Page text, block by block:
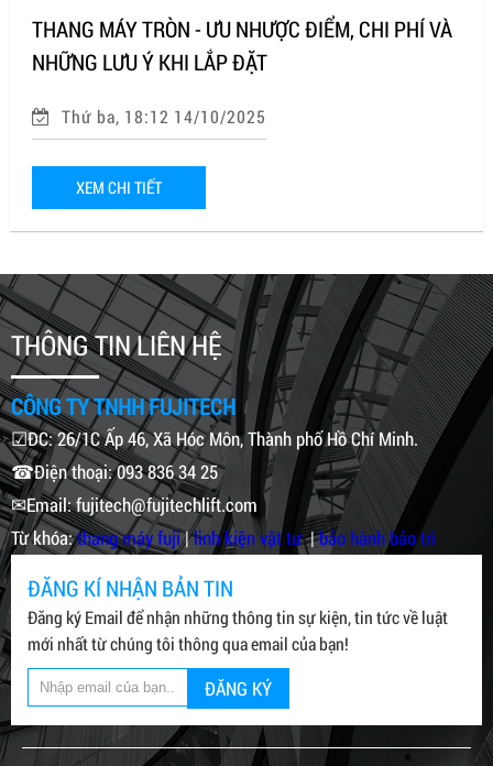
THANG MÁY TRÒN - ƯU NHƯỢC ĐIỂM, CHI PHÍ VÀ
NHỮNG LƯU Ý KHI LẮP ĐẶT
Thứ ba, 18:12 14/10/2025
XEM CHI TIẾT
THÔNG TIN LIÊN HỆ
CÔNG TY TNHH FUJITECH
☑ĐC: 26/1C Ấp 46, Xã Hóc Môn, Thành phố Hồ Chí Minh.
☎Điện thoại: 093 836 34 25
✉Email: fujitech@fujitechlift.com
Từ khóa:thang máy fuji|linh kiện vật tư|bảo hành bảo trì
ĐĂNG KÍ NHẬN BẢN TIN
Đăng ký Email để nhận những thông tin sự kiện, tin tức về luật
mới nhất từ chúng tôi thông qua email của bạn!
ĐĂNG KÝ